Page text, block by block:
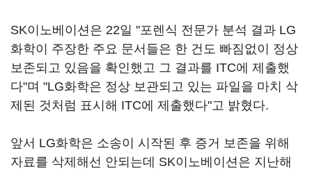
SK이노베이션은 22일 "포렌식 전문가 분석 결과 LG
화학이 주장한 주요 문서들은 한 건도 빠짐없이 정상
보존되고 있음을 확인했고 그 결과를 ITC에 제출했
다"며 "LG화학은 정상 보관되고 있는 파일을 마치 삭
제된 것처럼 표시해 ITC에 제출했다"고 밝혔다.
앞서 LG화학은 소송이 시작된 후 증거 보존을 위해
자료를 삭제해선 안되는데 SK이노베이션은 지난해